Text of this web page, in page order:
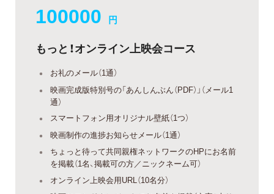
100000 円
もっと！オンライン上映会コース
お礼のメール（1通）
映画完成版特別号の「あんしんぶん（PDF）」（メール1
通）
スマートフォン用オリジナル壁紙（1つ）
映画制作の進捗お知らせメール（1通）
ちょっと待って共同親権ネットワークのHPにお名前
を掲載（1名、掲載可の方／ニックネーム可）
オンライン上映会用URL（10名分）